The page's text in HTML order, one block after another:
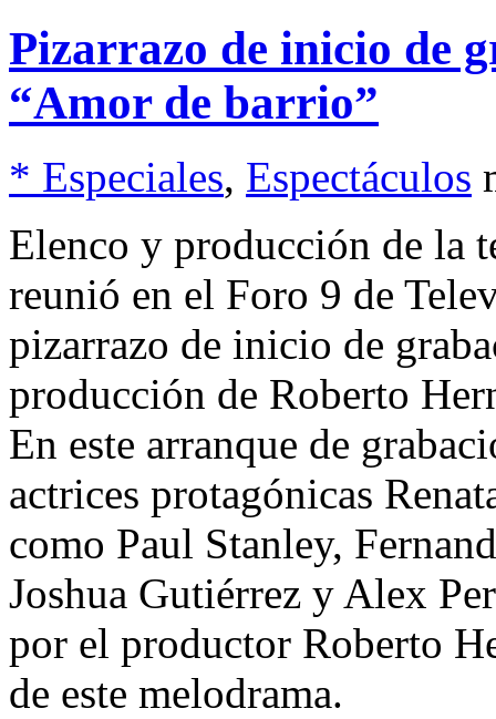
Pizarrazo de inicio de
“Amor de barrio”
* Especiales, Espectáculos
Elenco y producción de la
reunió en el Foro 9 de
pizarrazo de inicio de
producción de Roberto
En este arranque de
actrices protagónicas
como Paul Stanley,
Joshua Gutiérrez y Alex
por el productor Roberto
de este melodrama.